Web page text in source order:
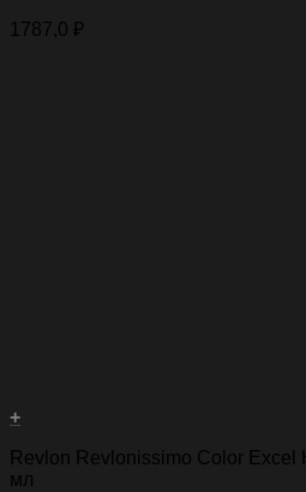
1787,0 ₽
+
Revlon Revlonissimo Color Excel
мл